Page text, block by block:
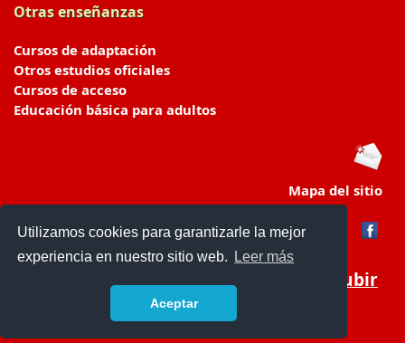
Utilizamos cookies para garantizarle la mejor
experiencia en nuestro sitio web.
Leer más
Aceptar
Otras enseñanzas
Cursos de adaptación
Otros estudios oficiales
Cursos de acceso
Educación básica para adultos
Mapa del sitio
Subir